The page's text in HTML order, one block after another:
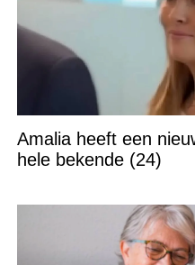
Amalia heeft een
hele bekende (24)